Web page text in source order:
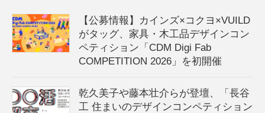
【公募情報】カインズ×コクヨ×VUILD
がタッグ、家具・木工品デザインコン
ペティション「CDM Digi Fab
COMPETITION 2026」を初開催
乾久美子や藤本壮介らが登壇、「長谷
工 住まいのデザインコンペティション